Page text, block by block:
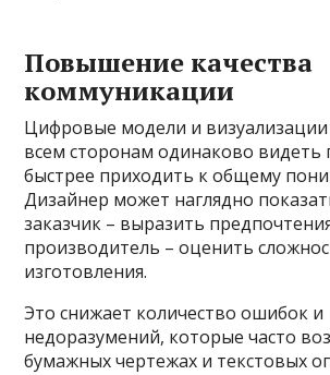
Повышение качества
коммуникации
Цифровые модели и
всем сторонам одинаково видеть
быстрее приходить к общему
Дизайнер может наглядно
заказчик – выразить
производитель – оценить
изготовления.
Это снижает количество ошибок и
недоразумений, которые часто
бумажных чертежах и текстовых